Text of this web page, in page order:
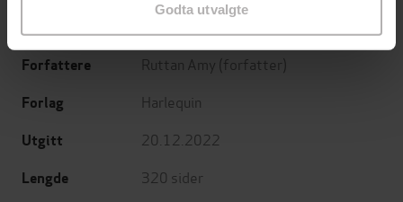
Godta utvalgte
Forfattere Ruttan Amy (forfatter)
Forlag Harlequin
Utgitt 20.12.2022
Lengde 320 sider